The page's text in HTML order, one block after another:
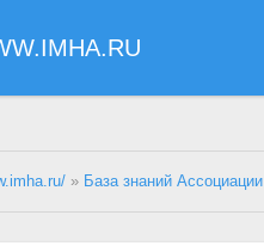
» База знаний Ассоциации